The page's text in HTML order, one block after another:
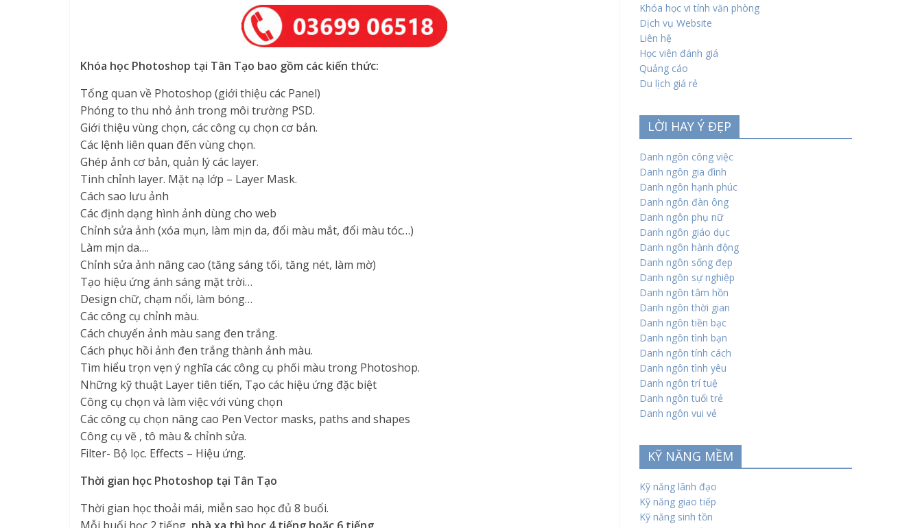
Khóa học Photoshop tại Tân Tạo bao gồm các kiến thức:
Tổng quan về Photoshop (giới thiệu các Panel)
Phóng to thu nhỏ ảnh trong môi trường PSD.
Giới thiệu vùng chọn, các công cụ chọn cơ bản.
Các lệnh liên quan đến vùng chọn.
Ghép ảnh cơ bản, quản lý các layer.
Tinh chỉnh layer. Mặt nạ lớp – Layer Mask.
Cách sao lưu ảnh
Các định dạng hình ảnh dùng cho web
Chỉnh sửa ảnh (xóa mụn, làm mịn da, đổi màu mắt, đổi màu tóc…)
Làm mịn da….
Chỉnh sửa ảnh nâng cao (tăng sáng tối, tăng nét, làm mờ)
Tạo hiệu ứng ánh sáng mặt trời…
Design chữ, chạm nổi, làm bóng…
Các công cụ chỉnh màu.
Cách chuyển ảnh màu sang đen trắng.
Cách phục hồi ảnh đen trắng thành ảnh màu.
Tìm hiểu trọn vẹn ý nghĩa các công cụ phối màu trong Photoshop.
Những kỹ thuật Layer tiên tiến, Tạo các hiệu ứng đặc biệt
Công cụ chọn và làm việc với vùng chọn
Các công cụ chọn nâng cao Pen Vector masks, paths and shapes
Công cụ vẽ , tô màu & chỉnh sửa.
Filter- Bộ lọc. Effects – Hiệu ứng.
Thời gian học Photoshop tại Tân Tạo
Thời gian học thoải mái, miễn sao học đủ 8 buổi.
Khóa học vi tính văn phòng
Dịch vụ Website
Liên hệ
Học viên đánh giá
Quảng cáo
Du lịch giá rẻ
LỜI HAY Ý ĐẸP
Danh ngôn công việc
Danh ngôn gia đình
Danh ngôn hạnh phúc
Danh ngôn đàn ông
Danh ngôn phụ nữ
Danh ngôn giáo dục
Danh ngôn hành động
Danh ngôn sống đẹp
Danh ngôn sự nghiệp
Danh ngôn tâm hồn
Danh ngôn thời gian
Danh ngôn tiền bạc
Danh ngôn tình bạn
Danh ngôn tính cách
Danh ngôn tình yêu
Danh ngôn trí tuệ
Danh ngôn tuổi trẻ
Danh ngôn vui vẻ
KỸ NĂNG MỀM
Kỹ năng lãnh đạo
Kỹ năng giao tiếp
Kỹ năng sinh tồn